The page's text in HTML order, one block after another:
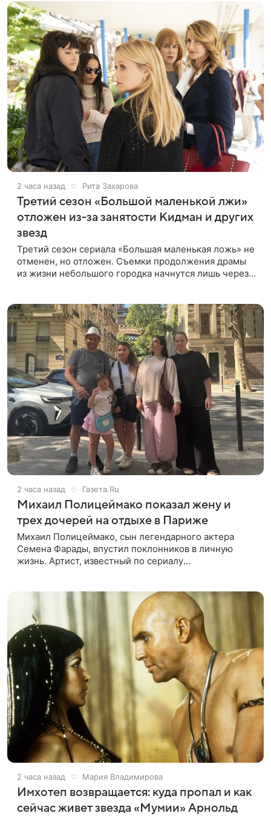
2 часа назад Рита Захарова
Третий сезон «Большой маленькой лжи»
отложен из-за занятости Кидман и других
звезд
Третий сезон сериала «Большая маленькая ложь» не
отменен, но отложен. Съемки продолжения драмы
из жизни небольшого городка начнутся лишь через
2 часа назад Газета.Ru
Михаил Полицеймако показал жену и
трех дочерей на отдыхе в Париже
Михаил Полицеймако, сын легендарного актера
Семена Фарады, впустил поклонников в личную
жизнь. Артист, известный по сериалу
2 часа назад Мария Владимирова
Имхотеп возвращается: куда пропал и как
сейчас живет звезда «Мумии» Арнольд